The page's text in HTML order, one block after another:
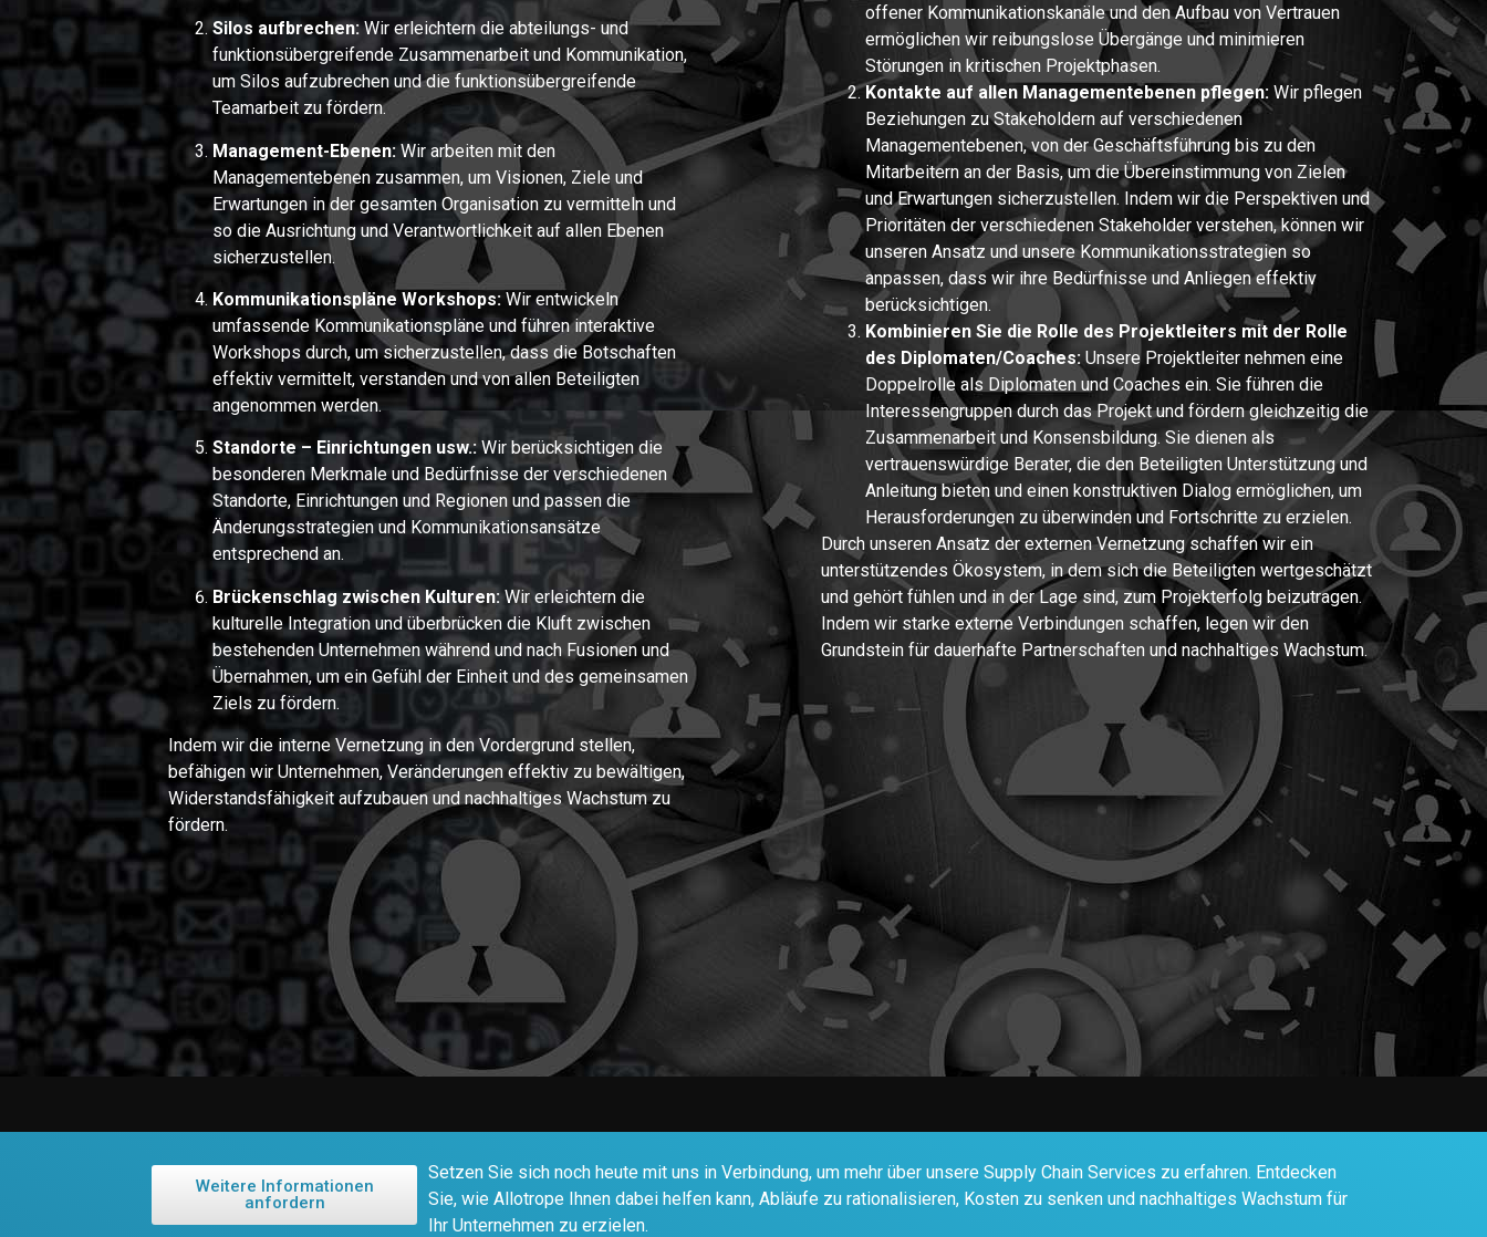
Silos aufbrechen:Wir erleichtern die abteilungs- und
funktionsübergreifende Zusammenarbeit und Kommunikation,
um Silos aufzubrechen und die funktionsübergreifende
Teamarbeit zu fördern.
Management-Ebenen:Wir arbeiten mit den
Managementebenen zusammen, um Visionen, Ziele und
Erwartungen in der gesamten Organisation zu vermitteln und
so die Ausrichtung und Verantwortlichkeit auf allen Ebenen
sicherzustellen.
Kommunikationspläne Workshops: Wir entwickeln
umfassende Kommunikationspläne und führen interaktive
Workshops durch, um sicherzustellen, dass die Botschaften
effektiv vermittelt, verstanden und von allen Beteiligten
angenommen werden.
Standorte – Einrichtungen usw.:Wir berücksichtigen die
besonderen Merkmale und Bedürfnisse der verschiedenen
Standorte, Einrichtungen und Regionen und passen die
Änderungsstrategien und Kommunikationsansätze
entsprechend an.
Brückenschlag zwischen Kulturen:Wir erleichtern die
kulturelle Integration und überbrücken die Kluft zwischen
bestehenden Unternehmen während und nach Fusionen und
Übernahmen, um ein Gefühl der Einheit und des gemeinsamen
Ziels zu fördern.
Indem wir die interne Vernetzung in den Vordergrund stellen,
befähigen wir Unternehmen, Veränderungen effektiv zu bewältigen,
Widerstandsfähigkeit aufzubauen und nachhaltiges Wachstum zu
fördern.
offener Kommunikationskanäle und den Aufbau von Vertrauen
ermöglichen wir reibungslose Übergänge und minimieren
Störungen in kritischen Projektphasen.
Kontakte auf allen Managementebenen pflegen: Wir pflegen
Beziehungen zu Stakeholdern auf verschiedenen
Managementebenen, von der Geschäftsführung bis zu den
Mitarbeitern an der Basis, um die Übereinstimmung von Zielen
und Erwartungen sicherzustellen. Indem wir die Perspektiven und
Prioritäten der verschiedenen Stakeholder verstehen, können wir
unseren Ansatz und unsere Kommunikationsstrategien so
anpassen, dass wir ihre Bedürfnisse und Anliegen effektiv
berücksichtigen.
Kombinieren Sie die Rolle des Projektleiters mit der Rolle
des Diplomaten/Coaches:Unsere Projektleiter nehmen eine
Doppelrolle als Diplomaten und Coaches ein. Sie führen die
Interessengruppen durch das Projekt und fördern gleichzeitig die
Zusammenarbeit und Konsensbildung. Sie dienen als
vertrauenswürdige Berater, die den Beteiligten Unterstützung und
Anleitung bieten und einen konstruktiven Dialog ermöglichen, um
Herausforderungen zu überwinden und Fortschritte zu erzielen.
Durch unseren Ansatz der externen Vernetzung schaffen wir ein
unterstützendes Ökosystem, in dem sich die Beteiligten wertgeschätzt
und gehört fühlen und in der Lage sind, zum Projekterfolg beizutragen.
Indem wir starke externe Verbindungen schaffen, legen wir den
Grundstein für dauerhafte Partnerschaften und nachhaltiges Wachstum.
Weitere Informationen
anfordern
Setzen Sie sich noch heute mit uns in Verbindung, um mehr über unsere Supply Chain Services zu erfahren. Entdecken
Sie, wie Allotrope Ihnen dabei helfen kann, Abläufe zu rationalisieren, Kosten zu senken und nachhaltiges Wachstum für
Ihr Unternehmen zu erzielen.